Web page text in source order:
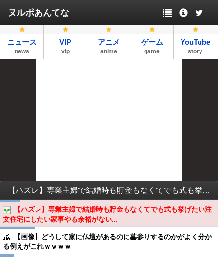
ヌルポあんてな
ニュース
news
VIP
vip
アニメ
anime
ゲーム
game
YouTube
story
【ハズレ】専業主婦で結婚時も貯金もなくてでも式も挙げたい注文住宅にしたい家事やる余裕がない働くと言って探さないでも子供3人以上欲しいと言う妻…
【ハズレ】専業主婦で結婚時も貯金もなくてでも式も挙げたい注
文住宅にしたい家事やる余裕がない...
【画像】どうして家に仏壇があるのに墓参りするのかがよく分か
る例えがこれｗｗｗｗ